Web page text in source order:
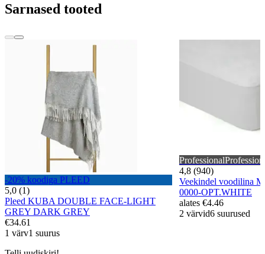
Sarnased tooted
-20% koodiga PLEED
5,0 (1)
Pleed KUBA DOUBLE FACE-LIGHT
GREY DARK GREY
€34.61
1 värv1 suurus
Professional
4,8 (940)
Veekindel voodilina
0000-OPT.WHITE
alates €4.46
2 värvid6 suurused